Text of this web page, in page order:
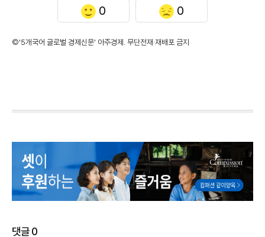
0 0
©'5개국어 글로벌 경제신문' 아주경제. 무단전재·재배포 금지
댓글0